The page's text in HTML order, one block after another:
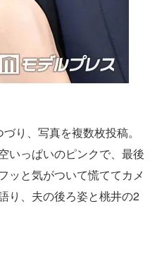
り、写真を複数枚投稿。
いっぱいのピンクで、最後
ッと気がついて慌ててカメ
り、夫の後ろ姿と桃井の2